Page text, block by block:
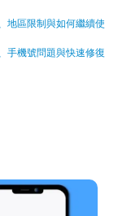
地區限制與如何繼續使
手機號問題與快速修復